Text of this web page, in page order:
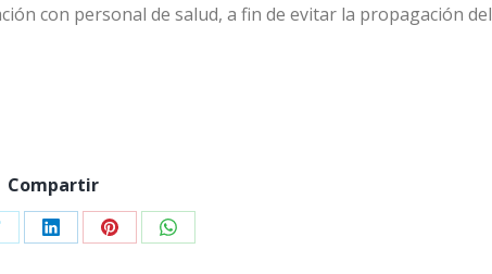
con personal de salud, a fin de evitar la propagación del
Compartir
Share Share Share